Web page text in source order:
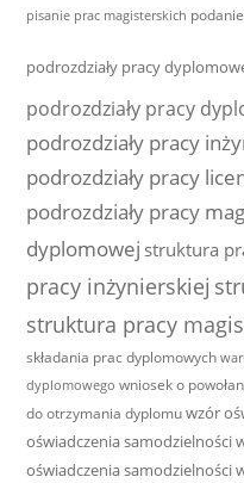
pisanie prac magisterskich
podrozdziały pracy
podrozdziały pracy
podrozdziały pracy
podrozdziały pracy
podrozdziały pracy
dyplomowej struktura
pracy inżynierskiej
struktura pracy
składania prac dyplomowych
dyplomowego wniosek o
do otrzymania dyplomu wzór
oświadczenia samodzielności
oświadczenia samodzielności